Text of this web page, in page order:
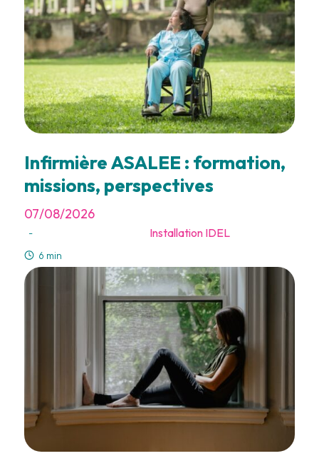
Infirmière ASALEE : formation,
missions, perspectives
07/08/2026
- Installation IDEL
6 min